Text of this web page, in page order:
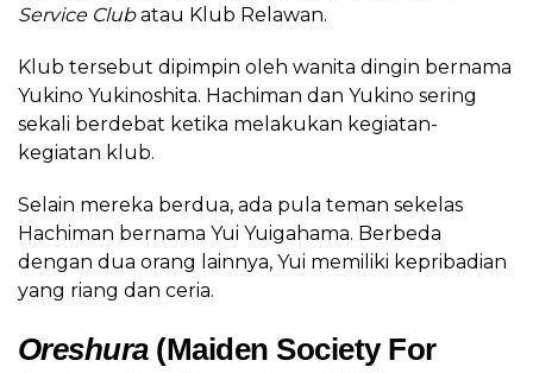
Service Clubatau Klub Relawan.
Klub tersebut dipimpin oleh wanita dingin bernama
Yukino Yukinoshita. Hachiman dan Yukino sering
sekali berdebat ketika melakukan kegiatan-
kegiatan klub.
Selain mereka berdua, ada pula teman sekelas
Hachiman bernama Yui Yuigahama. Berbeda
dengan dua orang lainnya, Yui memiliki kepribadian
yang riang dan ceria.
Oreshura(Maiden Society For